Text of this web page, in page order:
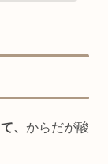
、 からだが酸